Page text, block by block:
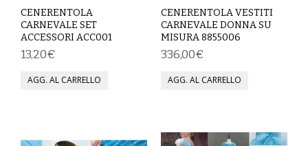
COMPLETI
GIACCHE E CAPPOTTI
PANTALONI
CENERENTOLA
CARNEVALE SET
ACCESSORI ACC001
13,20€
CENERENTOLA VESTITI
CARNEVALE DONNA SU
MISURA 8855006
336,00€